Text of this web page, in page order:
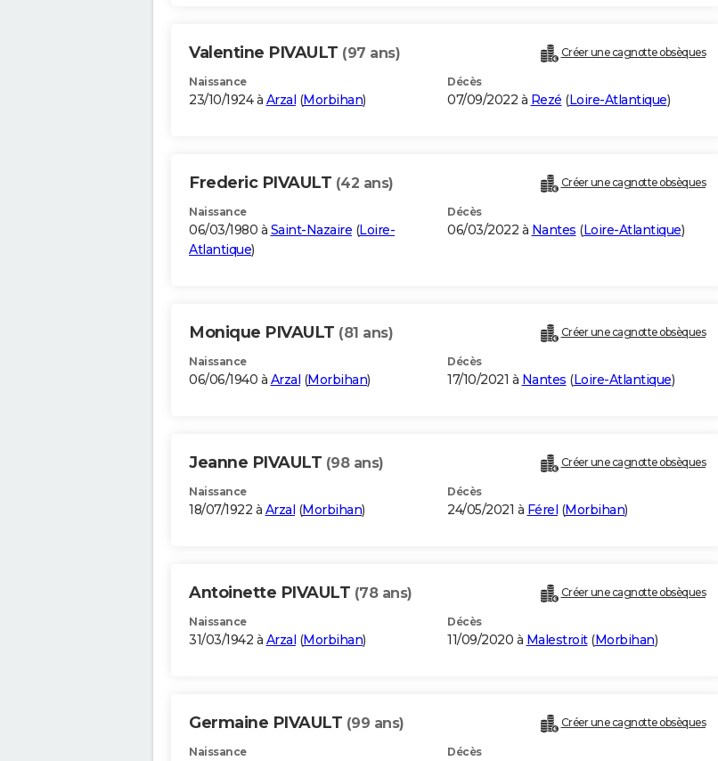
Valentine PIVAULT (97 ans) Créer une cagnotte obsèques
Naissance
23/10/1924 à Arzal (Morbihan)
Décès
07/09/2022 à Rezé (Loire-Atlantique)
Frederic PIVAULT (42 ans) Créer une cagnotte obsèques
Naissance
06/03/1980 à Saint-Nazaire (Loire-
Atlantique)
Décès
06/03/2022 à Nantes (Loire-Atlantique)
Monique PIVAULT (81 ans) Créer une cagnotte obsèques
Naissance
06/06/1940 à Arzal (Morbihan)
Décès
17/10/2021 à Nantes (Loire-Atlantique)
Jeanne PIVAULT (98 ans) Créer une cagnotte obsèques
Naissance
18/07/1922 à Arzal (Morbihan)
Décès
24/05/2021 à Férel (Morbihan)
Antoinette PIVAULT (78 ans) Créer une cagnotte obsèques
Naissance
31/03/1942 à Arzal (Morbihan)
Décès
11/09/2020 à Malestroit(Morbihan)
Germaine PIVAULT (99 ans) Créer une cagnotte obsèques
Naissance Décès